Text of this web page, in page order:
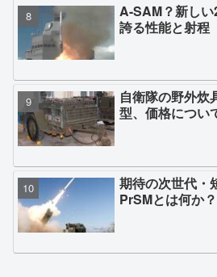
A-SAM？新し
誇る性能と射程
自衛隊の野外炊
型、価格につい
期待の次世代・
PrSMとは何か？